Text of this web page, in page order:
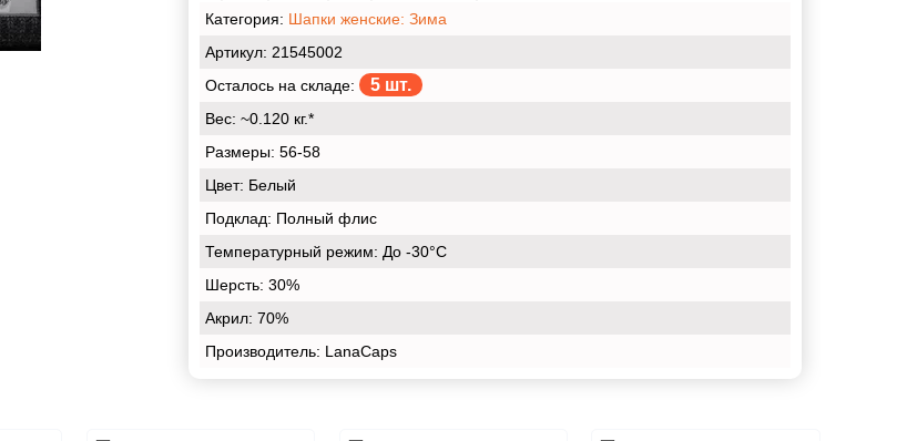
Категория: Шапки женские: Зима
Артикул: 21545002
Осталось на складе:
5 шт.
Вес: ~0.120 кг.*
Размеры: 56-58
Цвет: Белый
Подклад: Полный флис
Температурный режим: До -30°С
Шерсть: 30%
Акрил: 70%
Производитель: LanaCaps